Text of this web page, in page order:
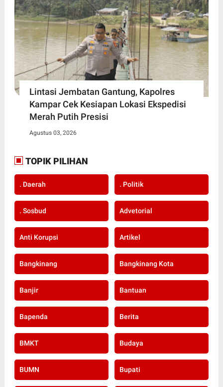
Lintasi Jembatan Gantung, Kapolres
Kampar Cek Kesiapan Lokasi Ekspedisi
Merah Putih Presisi
Agustus 03, 2026
TOPIK PILIHAN
. Daerah . Politik
. Sosbud Advetorial
Anti Korupsi Artikel
Bangkinang Bangkinang Kota
Banjir Bantuan
Bapenda Berita
BMKT Budaya
BUMN Bupati